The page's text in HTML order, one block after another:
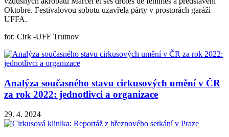
Oktobre. Festivalovou sobotu uzavřela párty v prostorách garáží
UFFA.
fot: Cirk -UFF Trutnov
Analýza současného stavu cirkusových umění v ČR
za rok 2022: jednotlivci a organizace
29. 4. 2024